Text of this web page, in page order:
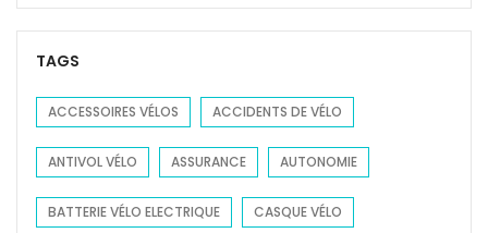
r
c
f
r
:
TAGS
ACCESSOIRES VÉLOS ACCIDENTS DE VÉLO
ANTIVOL VÉLO ASSURANCE AUTONOMIE
BATTERIE VÉLO ELECTRIQUE CASQUE VÉLO